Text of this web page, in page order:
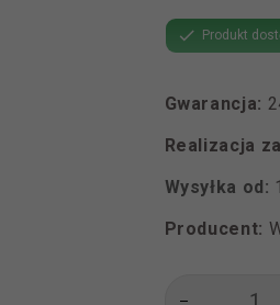
Produkt
Gwarancja:
Realizacja
Wysyłka od:
Producent: